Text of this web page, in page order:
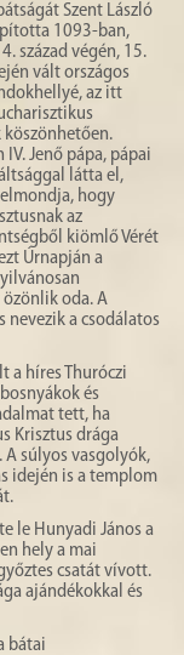
Szent László
1093-ban,
század végén, 15.
vált országos
az itt
köszönhetően.
IV. Jenő pápa, pápai
látta el,
hogy
az
kiömlő Vérét
Úrnapján a
oda. A
nevezik a csodálatos
a híres Thuróczi
és
tett, ha
Krisztus drága
A súlyos vasgolyók,
idején is a templom
le Hunyadi János a
hely a mai
csatát vívott.
ajándékokkal és
bátai